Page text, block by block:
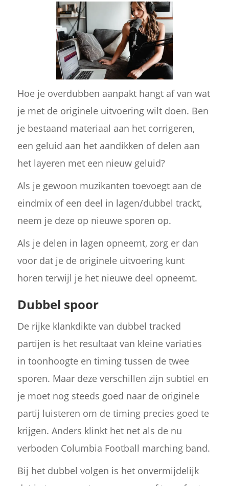
Hoe je overdubben aanpakt hangt af van wat
je met de originele uitvoering wilt doen. Ben
je bestaand materiaal aan het corrigeren,
een geluid aan het aandikken of delen aan
het layeren met een nieuw geluid?
Als je gewoon muzikanten toevoegt aan de
eindmix of een deel in lagen/dubbel trackt,
neem je deze op nieuwe sporen op.
Als je delen in lagen opneemt, zorg er dan
voor dat je de originele uitvoering kunt
horen terwijl je het nieuwe deel opneemt.
Dubbel spoor
De rijke klankdikte van dubbel tracked
partijen is het resultaat van kleine variaties
in toonhoogte en timing tussen de twee
sporen. Maar deze verschillen zijn subtiel en
je moet nog steeds goed naar de originele
partij luisteren om de timing precies goed te
krijgen. Anders klinkt het net als de nu
verboden Columbia Football marching band.
Bij het dubbel volgen is het onvermijdelijk